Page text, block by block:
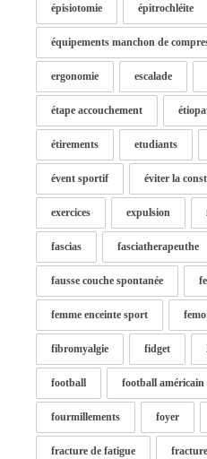
épisiotomie épitrochléite
équipements manchon de
ergonomie escalade
étape accouchement
étirements etudiants
évent sportif éviter la
exercices expulsion
fascias fasciatherapeuthe
fausse couche spontanée
femme enceinte sport
fibromyalgie fidget
football football américain
fourmillements foyer
fracture de fatigue